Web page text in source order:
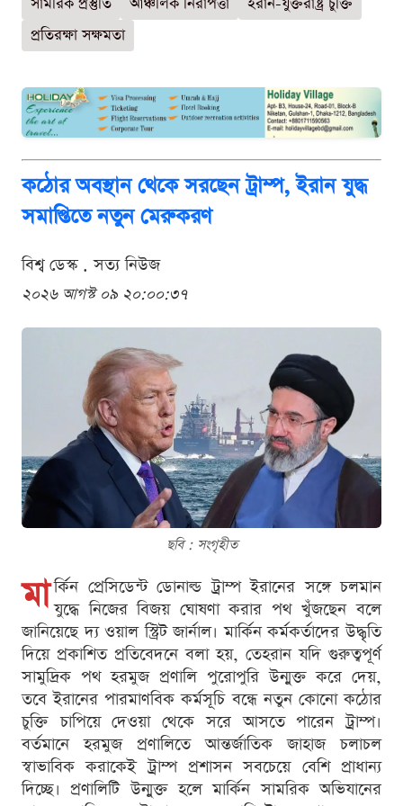
প্রতিরক্ষা সক্ষমতা
কঠোর অবস্থান থেকে সরছেন ট্রাম্প, ইরান যুদ্ধ
সমাপ্তিতে নতুন মেরুকরণ
বিশ্ব ডেস্ক . সত্য নিউজ
২০২৬ আগস্ট ০৯ ২০:০০:৩৭
ছবি : সংগৃহীত
মা র্কিন প্রেসিডেন্ট ডোনাল্ড ট্রাম্প ইরানের সঙ্গে চলমান
যুদ্ধে নিজের বিজয় ঘোষণা করার পথ খুঁজছেন বলে
জানিয়েছে দ্য ওয়াল স্ট্রিট জার্নাল। মার্কিন কর্মকর্তাদের উদ্ধৃতি
দিয়ে প্রকাশিত প্রতিবেদনে বলা হয়, তেহরান যদি গুরুত্বপূর্ণ
সামুদ্রিক পথ হরমুজ প্রণালি পুরোপুরি উন্মুক্ত করে দেয়,
তবে ইরানের পারমাণবিক কর্মসূচি বন্ধে নতুন কোনো কঠোর
চুক্তি চাপিয়ে দেওয়া থেকে সরে আসতে পারেন ট্রাম্প।
বর্তমানে হরমুজ প্রণালিতে আন্তর্জাতিক জাহাজ চলাচল
স্বাভাবিক করাকেই ট্রাম্প প্রশাসন সবচেয়ে বেশি প্রাধান্য
দিচ্ছে। প্রণালিটি উন্মুক্ত হলে মার্কিন সামরিক অভিযানের